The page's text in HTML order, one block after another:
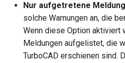
Nur aufgetretene
solche Warnungen an, die
Wenn diese Option aktiviert
Meldungen aufgelistet, die
TurboCAD erschienen sind.